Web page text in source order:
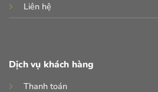
Liên hệ
Dịch vụ khách hàng
Thanh toán